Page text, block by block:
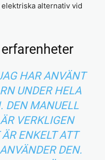
alternativ vid
HAR ANVÄNT
UNDER HELA
DEN MANUELL
VERKLIGEN
ENKELT ATT
DEN.